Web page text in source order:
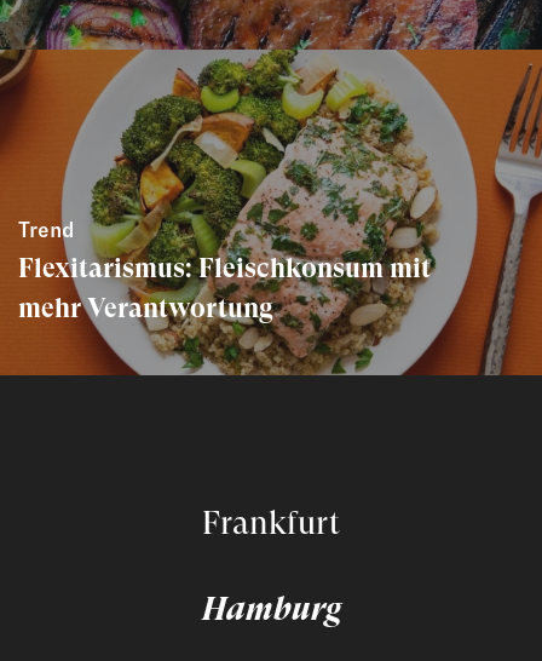
Trend
Flexitarismus: Fleischkonsum mit
mehr Verantwortung
Frankfurt
Hamburg